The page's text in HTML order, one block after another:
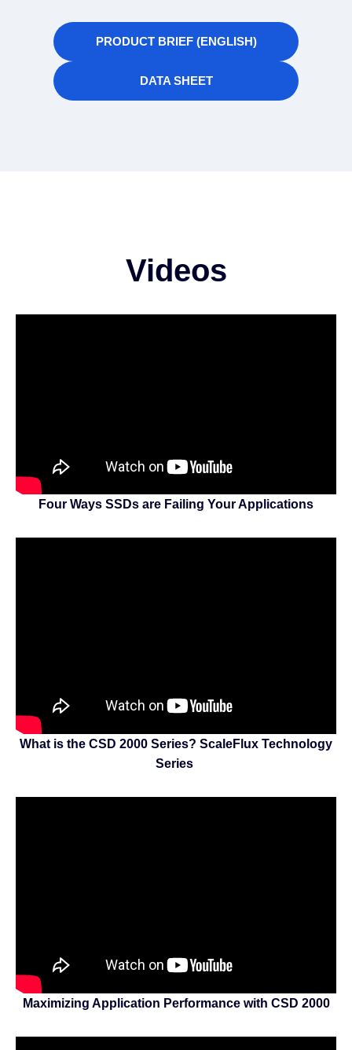
PRODUCT BRIEF (ENGLISH)
DATA SHEET
Videos
Four Ways SSDs are Failing Your Applications
What is the CSD 2000 Series? ScaleFlux Technology
Series
Maximizing Application Performance with CSD 2000